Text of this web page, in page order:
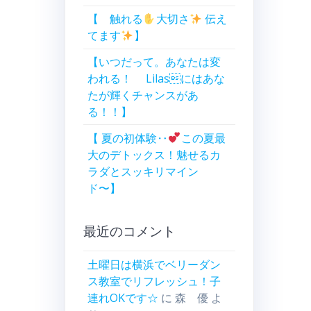
【 触れる
大切さ
伝え
てます
】
【いつだって。あなたは変
われる！ Lilasにはあな
たが輝くチャンスがあ
る！！】
【 夏の初体験‥
この夏最
大のデトックス！魅せるカ
ラダとスッキリマイン
ド〜】
最近のコメント
土曜日は横浜でベリーダン
ス教室でリフレッシュ！子
連れOKです☆ に森 優 よ